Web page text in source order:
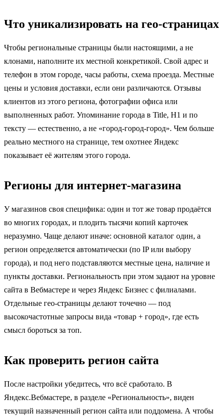
Что уникализировать на гео-страницах
Чтобы региональные страницы были настоящими, а не
клонами, наполните их местной конкретикой. Свой адрес и
телефон в этом городе, часы работы, схема проезда. Местные
цены и условия доставки, если они различаются. Отзывы
клиентов из этого региона, фотографии офиса или
выполненных работ. Упоминание города в Title, H1 и по
тексту — естественно, а не «город-город-город». Чем больше
реально местного на странице, тем охотнее Яндекс
показывает её жителям этого города.
Регионы для интернет-магазина
У магазинов своя специфика: один и тот же товар продаётся
во многих городах, и плодить тысячи копий карточек
неразумно. Чаще делают иначе: основной каталог один, а
регион определяется автоматически (по IP или выбору
города), и под него подставляются местные цена, наличие и
пункты доставки. Региональность при этом задают на уровне
сайта в Вебмастере и через Яндекс Бизнес с филиалами.
Отдельные гео-страницы делают точечно — под
высокочастотные запросы вида «товар + город», где есть
смысл бороться за топ.
Как проверить регион сайта
После настройки убедитесь, что всё сработало. В
Яндекс.Вебмастере, в разделе «Региональность», виден
текущий назначенный регион сайта или поддомена. А чтобы